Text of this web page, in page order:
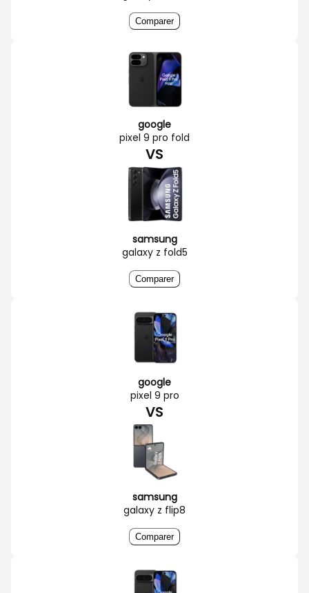
Comparer
google
pixel 9 pro fold
VS
samsung
galaxy z fold5
Comparer
google
pixel 9 pro
VS
samsung
galaxy z flip8
Comparer